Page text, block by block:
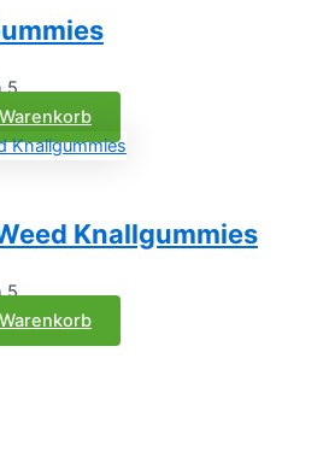
5
Knallgummies
5